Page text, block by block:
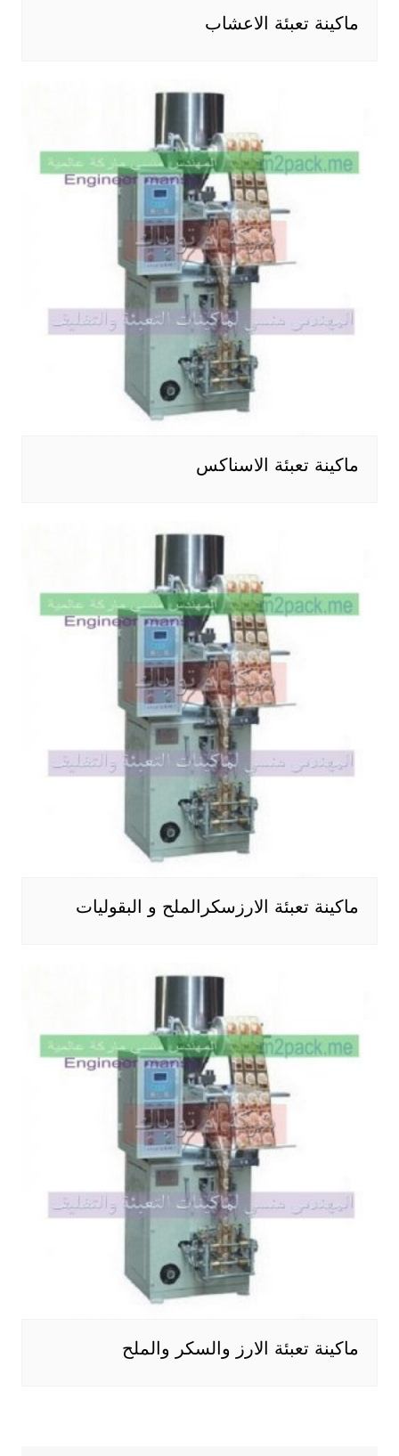
ماكينة تعبئة الاعشاب
ماكينة تعبئة الاسناكس
ماكينة تعبئة الارزسكرالملح و البقوليات
ماكينة تعبئة الارز والسكر والملح